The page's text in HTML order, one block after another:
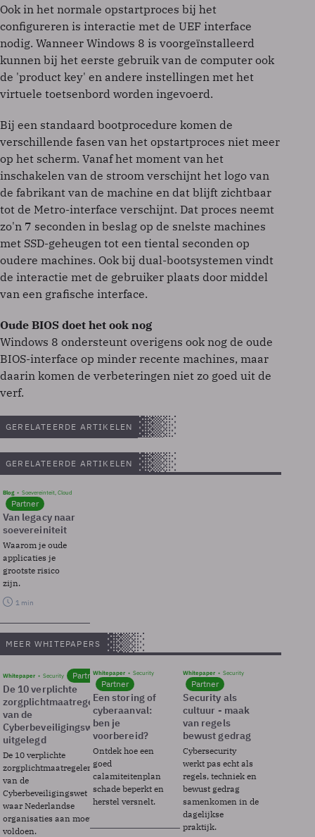
Ook in het normale opstartproces bij het
configureren is interactie met de UEF interface
nodig. Wanneer Windows 8 is voorgeïnstalleerd
kunnen bij het eerste gebruik van de computer ook
de 'product key' en andere instellingen met het
virtuele toetsenbord worden ingevoerd.
Bij een standaard bootprocedure komen de
verschillende fasen van het opstartproces niet meer
op het scherm. Vanaf het moment van het
inschakelen van de stroom verschijnt het logo van
de fabrikant van de machine en dat blijft zichtbaar
tot de Metro-interface verschijnt. Dat proces neemt
zo'n 7 seconden in beslag op de snelste machines
met SSD-geheugen tot een tiental seconden op
oudere machines. Ook bij dual-bootsystemen vindt
de interactie met de gebruiker plaats door middel
van een grafische interface.
Oude BIOS doet het ook nog
Windows 8 ondersteunt overigens ook nog de oude
BIOS-interface op minder recente machines, maar
daarin komen de verbeteringen niet zo goed uit de
verf.
GERELATEERDE ARTIKELEN
GERELATEERDE ARTIKELEN
Blog Soevereinteit, Cloud
Partner
Van legacy naar
soevereiniteit
Waarom je oude
applicaties je
grootste risico
zijn.
1 min
MEER WHITEPAPERS
Whitepaper Security Partner
De 10 verplichte
zorgplichtmaatregelen
van de
Cyberbeveiligingswet
uitgelegd
De 10 verplichte
zorgplichtmaatregelen
van de
Cyberbeveiligingswet
waar Nederlandse
organisaties aan moeten
voldoen.
Whitepaper Security
Partner
Een storing of
cyberaanval:
ben je
voorbereid?
Ontdek hoe een
goed
calamiteitenplan
schade beperkt en
herstel versnelt.
Whitepaper Security
Partner
Security als
cultuur - maak
van regels
bewust gedrag
Cybersecurity
werkt pas echt als
regels, techniek en
bewust gedrag
samenkomen in de
dagelijkse
praktijk.